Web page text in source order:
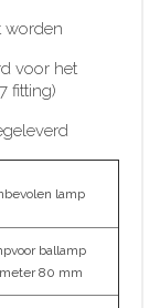
worden
voor het
fitting)
lamp
ballamp
80 mm